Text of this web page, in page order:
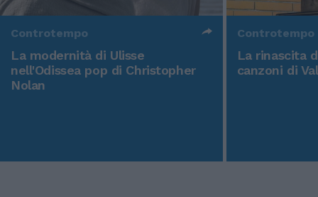
Controtempo
La modernità di Ulisse
nell'Odissea pop di Christopher
Nolan
Controtempo
La rinascita
canzoni di